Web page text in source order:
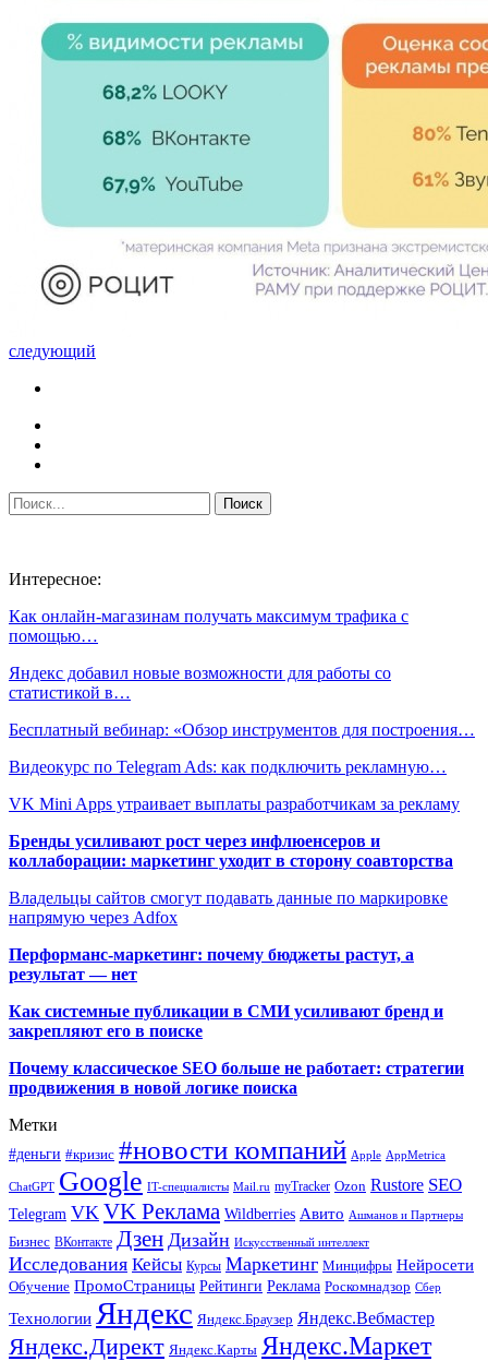
следующий
Интересное:
Как онлайн-магазинам получать максимум трафика с
помощью…
Яндекс добавил новые возможности для работы со
статистикой в…
Бесплатный вебинар: «Обзор инструментов для построения…
Видеокурс по Telegram Ads: как подключить рекламную…
VK Mini Apps утраивает выплаты разработчикам за рекламу
Бренды усиливают рост через инфлюенсеров и
коллаборации: маркетинг уходит в сторону соавторства
Владельцы сайтов смогут подавать данные по маркировке
напрямую через Adfox
Перформанс-маркетинг: почему бюджеты растут, а
результат — нет
Как системные публикации в СМИ усиливают бренд и
закрепляют его в поиске
Почему классическое SEO больше не работает: стратегии
продвижения в новой логике поиска
Метки
#деньги #кризис #новости компаний Apple AppMetrica
ChatGPT Google IT-специалисты Mail.ru myTracker Ozon Rustore SEO
Telegram VK VK Реклама Wildberries Авито Ашманов и Партнеры
Бизнес ВКонтакте Дзен Дизайн Искусственный интеллект
Исследования Кейсы Курсы Маркетинг Минцифры Нейросети
Обучение ПромоСтраницы Рейтинги Реклама Роскомнадзор Сбер
Технологии Яндекс Яндекс.Браузер Яндекс.Вебмастер
Яндекс.Директ Яндекс.Карты Яндекс.Маркет